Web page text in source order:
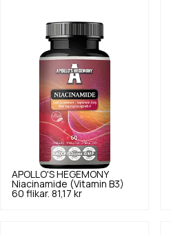
APOLLO'S HEGEMONY
Niacinamide (Vitamin B3)
60 flikar. 81,17 kr